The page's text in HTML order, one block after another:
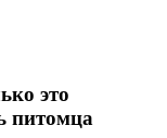
это
питомца